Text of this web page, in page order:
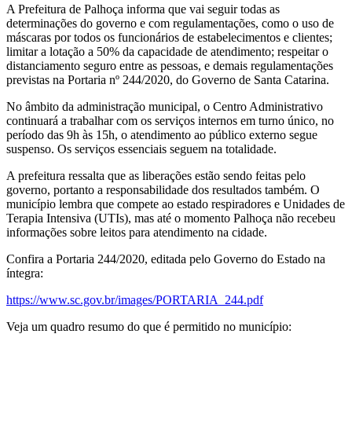
A Prefeitura de Palhoça informa que vai seguir todas as
determinações do governo e com regulamentações, como o uso de
máscaras por todos os funcionários de estabelecimentos e clientes;
limitar a lotação a 50% da capacidade de atendimento; respeitar o
distanciamento seguro entre as pessoas, e demais regulamentações
previstas na Portaria nº 244/2020, do Governo de Santa Catarina.
No âmbito da administração municipal, o Centro Administrativo
continuará a trabalhar com os serviços internos em turno único, no
período das 9h às 15h, o atendimento ao público externo segue
suspenso. Os serviços essenciais seguem na totalidade.
A prefeitura ressalta que as liberações estão sendo feitas pelo
governo, portanto a responsabilidade dos resultados também. O
município lembra que compete ao estado respiradores e Unidades de
Terapia Intensiva (UTIs), mas até o momento Palhoça não recebeu
informações sobre leitos para atendimento na cidade.
Confira a Portaria 244/2020, editada pelo Governo do Estado na
íntegra:
https://www.sc.gov.br/images/PORTARIA_244.pdf
Veja um quadro resumo do que é permitido no município: